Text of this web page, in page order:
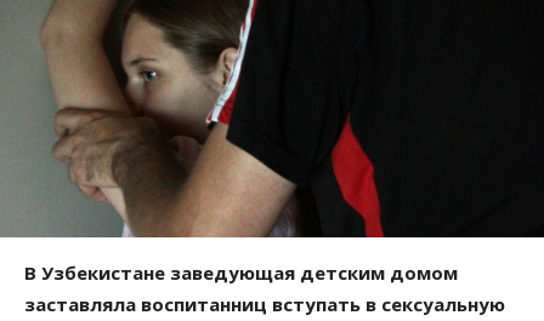
В Узбекистане заведующая детским домом
заставляла воспитанниц вступать в сексуальную